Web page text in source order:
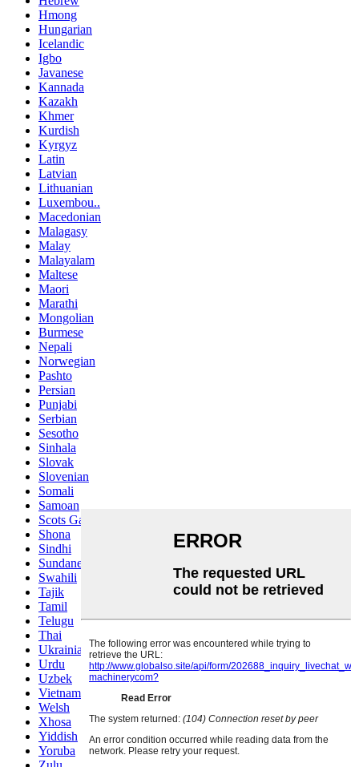
Hmong
Hungarian
Icelandic
Igbo
Javanese
Kannada
Kazakh
Khmer
Kurdish
Kyrgyz
Latin
Latvian
Lithuanian
Luxembou..
Macedonian
Malagasy
Malay
Malayalam
Maltese
Maori
Marathi
Mongolian
Burmese
Nepali
Norwegian
Pashto
Persian
Punjabi
Serbian
Sesotho
Sinhala
Slovak
Slovenian
Somali
Samoan
Scots Gaelic
Shona
Sindhi
Sundanese
Swahili
Tajik
Tamil
Telugu
Thai
Ukrainian
Urdu
Uzbek
Vietnamese
Welsh
Xhosa
Yiddish
Yoruba